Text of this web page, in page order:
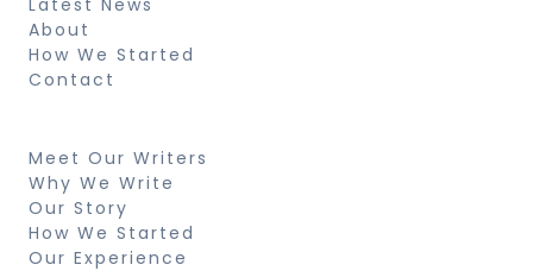
Latest News
About
How We Started
Contact
Meet Our Writers
Why We Write
Our Story
How We Started
Our Experience